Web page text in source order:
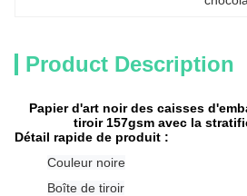
Product Description
Papier d'art noir des caisses
tiroir 157gsm avec la
Détail rapide de produit :
Couleur noire
Boîte de tiroir